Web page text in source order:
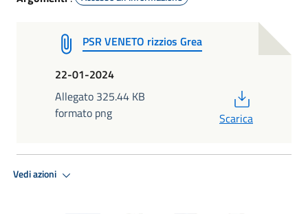
PSR VENETO rizzios Grea
22-01-2024
Allegato 325.44 KB
formato png
Scarica
Vedi azioni